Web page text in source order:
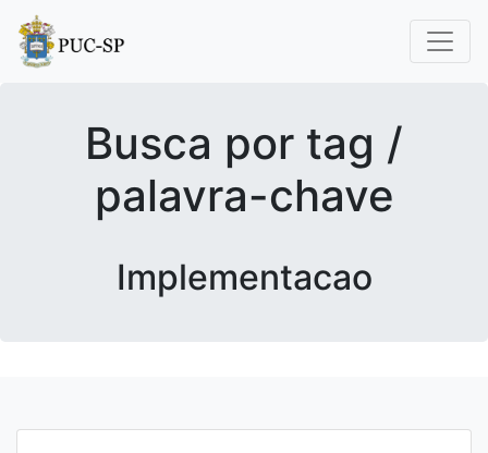
Busca por tag /
palavra-chave
Implementacao